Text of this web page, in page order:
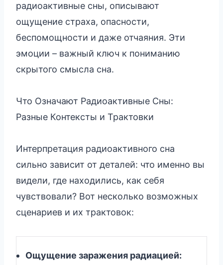
радиоактивные сны, описывают
ощущение страха, опасности,
беспомощности и даже отчаяния. Эти
эмоции – важный ключ к пониманию
скрытого смысла сна.
Что Означают Радиоактивные Сны:
Разные Контексты и Трактовки
Интерпретация радиоактивного сна
сильно зависит от деталей: что именно вы
видели, где находились, как себя
чувствовали? Вот несколько возможных
сценариев и их трактовок:
Ощущение заражения радиацией: